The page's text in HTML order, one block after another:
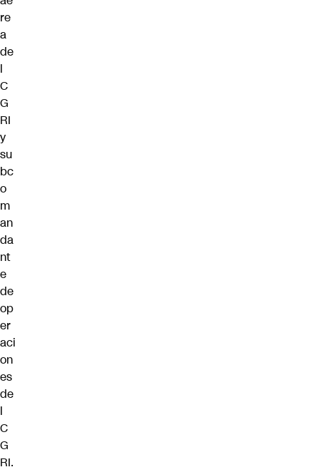
re
a
de
l
C
G
RI
y
su
bc
o
m
an
da
nt
e
de
op
er
aci
on
es
de
l
C
G
RI.